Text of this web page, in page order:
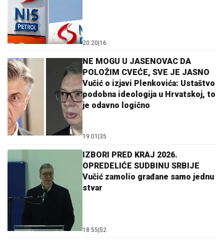
20:20|16
NE MOGU U JASENOVAC DA
POLOŽIM CVEĆE, SVE JE JASNO
Vučić o izjavi Plenkovića: Ustaštvo
podobna ideologija u Hrvatskoj, to
je odavno logično
19:01 |35
IZBORI PRED KRAJ 2026.
OPREDELIĆE SUDBINU SRBIJE
Vučić zamolio građane samo jednu
stvar
18:55|52